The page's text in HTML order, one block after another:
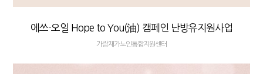
에쓰-오일 Hope to You(油) 캠페인 난방유지원사업
가람재가노인통합지원센터